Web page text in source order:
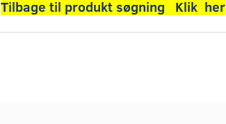
Tilbage til produkt søgning Klik her